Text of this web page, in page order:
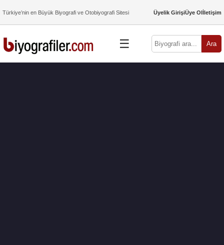
Türkiye’nin en Büyük Biyografi ve Otobiyografi Sitesi Üyelik GirişiÜye Olİletişim
☰ Ara